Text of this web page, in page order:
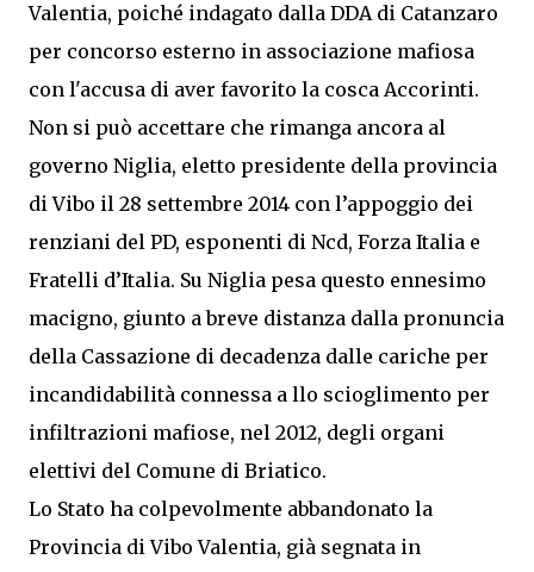
Valentia, poiché indagato dalla DDA di Catanzaro
per concorso esterno in associazione mafiosa
con l'accusa di aver favorito la cosca Accorinti.
Non si può accettare che rimanga ancora al
governo Niglia, eletto presidente della provincia
di Vibo il 28 settembre 2014 con l’appoggio dei
renziani del PD, esponenti di Ncd, Forza Italia e
Fratelli d’Italia. Su Niglia pesa questo ennesimo
macigno, giunto a breve distanza dalla pronuncia
della Cassazione di decadenza dalle cariche per
incandidabilità connessa a llo scioglimento per
infiltrazioni mafiose, nel 2012, degli organi
elettivi del Comune di Briatico.
Lo Stato ha colpevolmente abbandonato la
Provincia di Vibo Valentia, già segnata in